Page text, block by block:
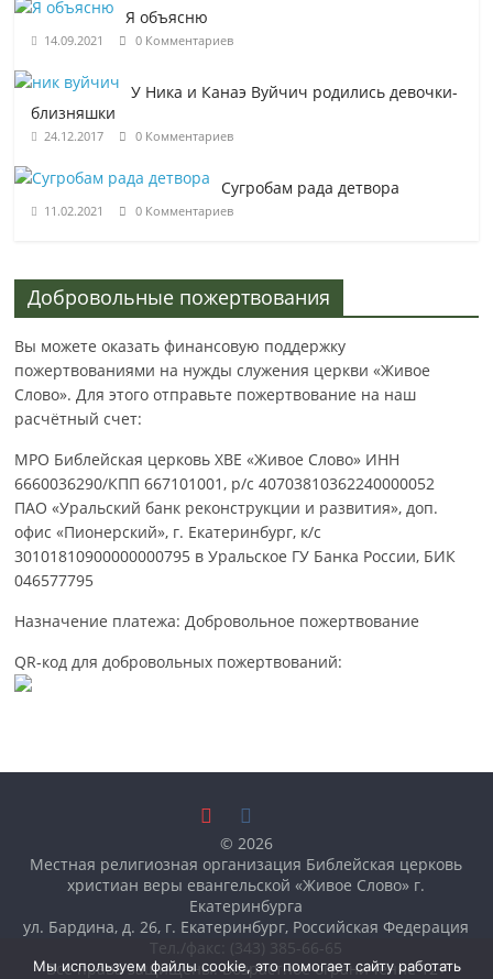
Я объясню
14.09.2021 0 Комментариев
У Ника и Канаэ Вуйчич родились девочки-
близняшки
24.12.2017 0 Комментариев
Сугробам рада детвора
11.02.2021 0 Комментариев
Добровольные пожертвования
Вы можете оказать финансовую поддержку
пожертвованиями на нужды служения церкви «Живое
Слово». Для этого отправьте пожертвование на наш
расчётный счет:
МРО Библейская церковь ХВЕ «Живое Слово» ИНН
6660036290/КПП 667101001, р/с 40703810362240000052
ПАО «Уральский банк реконструкции и развития», доп.
офис «Пионерский», г. Екатеринбург, к/с
30101810900000000795 в Уральское ГУ Банка России, БИК
046577795
Назначение платежа: Добровольное пожертвование
QR-код для добровольных пожертвований:
© 2026
Местная религиозная организация Библейская церковь
христиан веры евангельской «Живое Слово» г.
Екатеринбурга
ул. Бардина, д. 26, г. Екатеринбург, Российская Федерация
Тел./факс: (343) 385-66-65
Все права защищены. Возрастное ограничение 12+
Мы используем файлы cookie, это помогает сайту работать